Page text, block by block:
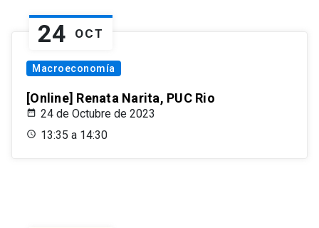
24 OCT
Macroeconomía
[Online] Renata Narita, PUC Rio
24 de Octubre de 2023
13:35 a 14:30